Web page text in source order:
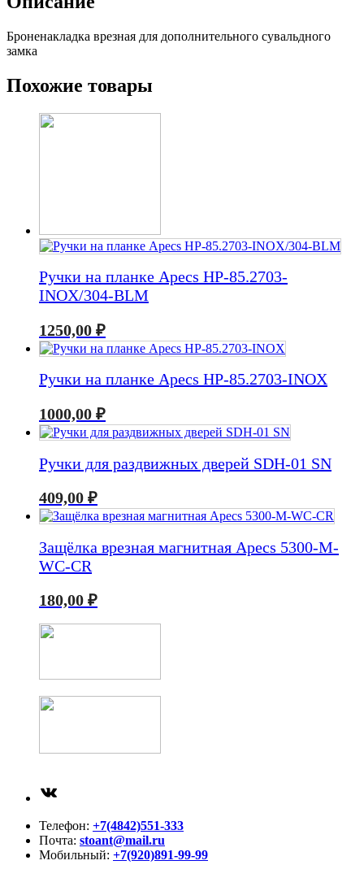
сувальдного
Броненакладка врезная для дополнительного сувальдного
замка
Похожие товары
Ручки на планке Apecs HP-85.2703-
INOX/304-BLM
1250,00 ₽
Ручки на планке Apecs HP-85.2703-INOX
1000,00 ₽
Ручки для раздвижных дверей SDH-01 SN
409,00 ₽
Защёлка врезная магнитная Apecs 5300-M-
WC-CR
180,00 ₽
Телефон: +7(4842)551-333
Почта: stoant@mail.ru
Мобильный: +7(920)891-99-99